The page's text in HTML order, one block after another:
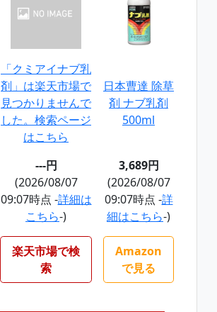
「クミアイナブ乳
剤」は楽天市場で
見つかりませんで
した。検索ページ
はこちら
日本曹達 除草
剤 ナブ乳剤
500ml
---円
(2026/08/07
09:07時点 -詳細は
こちら-)
3,689円
(2026/08/07
09:07時点 -詳
細はこちら-)
楽天市場で検
索
Amazon
で見る